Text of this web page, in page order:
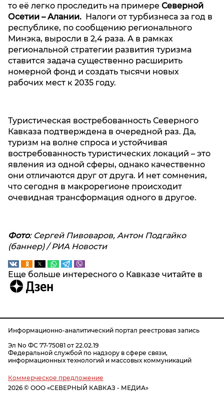
то её легко проследить на примере Северной
Осетии – Алании. Налоги от турбизнеса за год в
республике, по сообщению регионального
Минэка, выросли в 2,4 раза. А в рамках
региональной стратегии развития туризма
ставится задача существенно расширить
номерной фонд и создать тысячи новых
рабочих мест к 2035 году.
Туристическая востребованность Северного
Кавказа подтверждена в очередной раз. Да,
туризм на волне спроса и устойчивая
востребованность туристических локаций – это
явления из одной сферы, однако качественно
они отличаются друг от друга. И нет сомнения,
что сегодня в макрорегионе происходит
очевидная трансформация одного в другое.
Фото: Сергей Пивоваров, Антон Подгайко
(баннер) / РИА Новости
Еще больше интересного о Кавказе читайте в
Информационно-аналитический портал реестровая запись
Эл No ФС 77-75081 от 22.02.19
Федеральной службой по надзору в сфере связи,
информационных технологий и массовых коммуникаций
Коммерческое предложение
2026 © ООО «СЕВЕРНЫЙ КАВКАЗ - МЕДИА»